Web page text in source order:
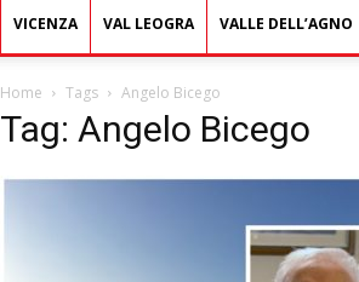
VICENZA VAL LEOGRA VALLE DELL’AGNO
Home Tags Angelo Bicego
Tag: Angelo Bicego